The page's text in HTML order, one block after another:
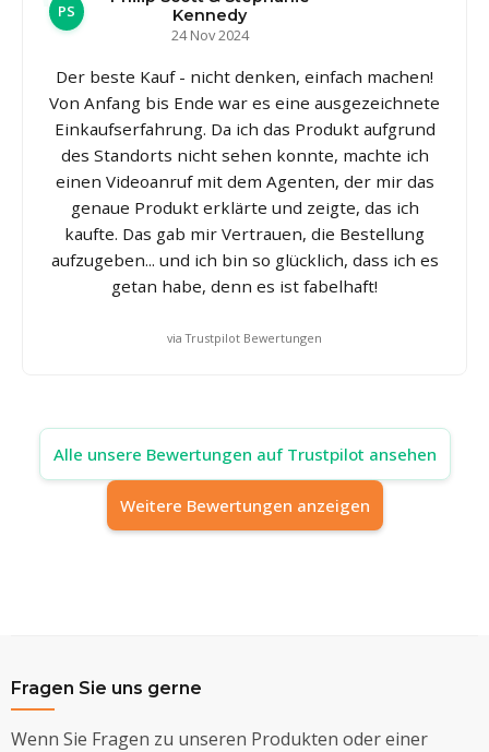
PS
Kennedy
24 Nov 2024
Der beste Kauf - nicht denken, einfach machen!
Von Anfang bis Ende war es eine ausgezeichnete
Einkaufserfahrung. Da ich das Produkt aufgrund
des Standorts nicht sehen konnte, machte ich
einen Videoanruf mit dem Agenten, der mir das
genaue Produkt erklärte und zeigte, das ich
kaufte. Das gab mir Vertrauen, die Bestellung
aufzugeben... und ich bin so glücklich, dass ich es
getan habe, denn es ist fabelhaft!
via Trustpilot Bewertungen
Alle unsere Bewertungen auf Trustpilot ansehen
Weitere Bewertungen anzeigen
Fragen Sie uns gerne
Wenn Sie Fragen zu unseren Produkten oder einer